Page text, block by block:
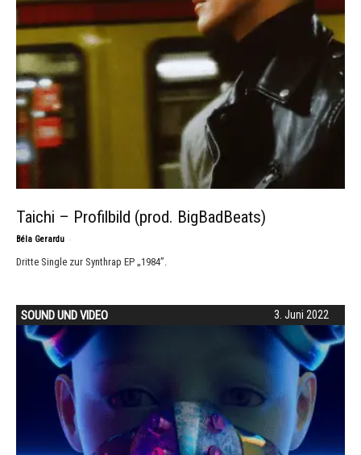
Taichi – Profilbild (prod. BigBadBeats)
Béla Gerardu -
Dritte Single zur Synthrap EP „1984”.
3. Juni 2022
SOUND UND VIDEO